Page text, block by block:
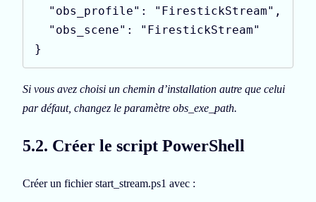
"obs_profile": "FirestickStream",
"obs_scene": "FirestickStream"
}
Si vous avez choisi un chemin d’installation autre que celui
par défaut, changez le paramètre obs_exe_path.
5.2. Créer le script PowerShell
Créer un fichier start_stream.ps1 avec :